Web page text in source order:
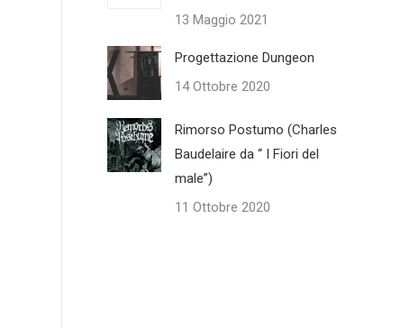
13 Maggio 2021
Progettazione Dungeon
14 Ottobre 2020
Rimorso Postumo (Charles
Baudelaire da “ I Fiori del
male”)
11 Ottobre 2020